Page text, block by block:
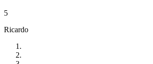
5
Ricardo